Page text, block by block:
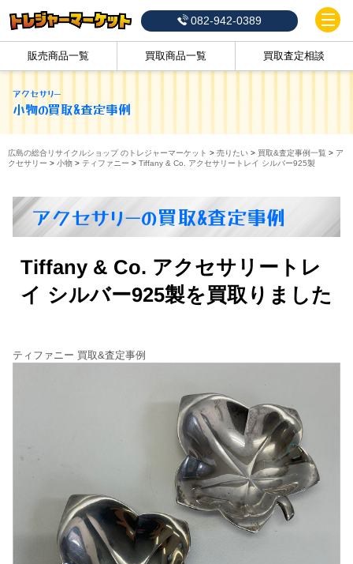
082-942-0389
販売商品一覧 買取商品一覧 買取査定相談
アクセサリー
小物の買取&査定事例
広島の総合リサイクルショップ のトレジャーマーケット > 売りたい> 買取&査定事例一覧 > ア
クセサリー > 小物> ティファニー > Tiffany & Co. アクセサリートレイ シルバー925製
アクセサリーの買取&査定事例
Tiffany & Co. アクセサリートレ
イ シルバー925製を買取りました
ティファニー 買取&査定事例